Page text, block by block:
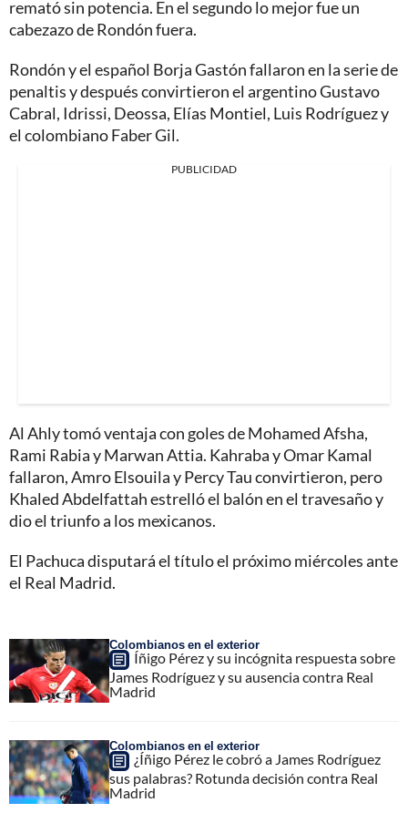
remató sin potencia. En el segundo lo mejor fue un
cabezazo de Rondón fuera.
Rondón y el español Borja Gastón fallaron en la serie de
penaltis y después convirtieron el argentino Gustavo
Cabral, Idrissi, Deossa, Elías Montiel, Luis Rodríguez y
el colombiano Faber Gil.
PUBLICIDAD
Al Ahly tomó ventaja con goles de Mohamed Afsha,
Rami Rabia y Marwan Attia. Kahraba y Omar Kamal
fallaron, Amro Elsouila y Percy Tau convirtieron, pero
Khaled Abdelfattah estrelló el balón en el travesaño y
dio el triunfo a los mexicanos.
El Pachuca disputará el título el próximo miércoles ante
el Real Madrid.
Colombianos en el exterior
Íñigo Pérez y su incógnita respuesta sobre
James Rodríguez y su ausencia contra Real
Madrid
Colombianos en el exterior
¿Íñigo Pérez le cobró a James Rodríguez
sus palabras? Rotunda decisión contra Real
Madrid